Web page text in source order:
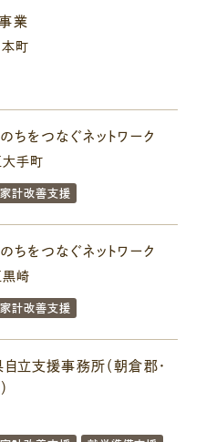
業
町
ちをつなぐネットワーク
手町
家計改善支援
ちをつなぐネットワーク
崎
家計改善支援
立支援事務所（朝倉郡・